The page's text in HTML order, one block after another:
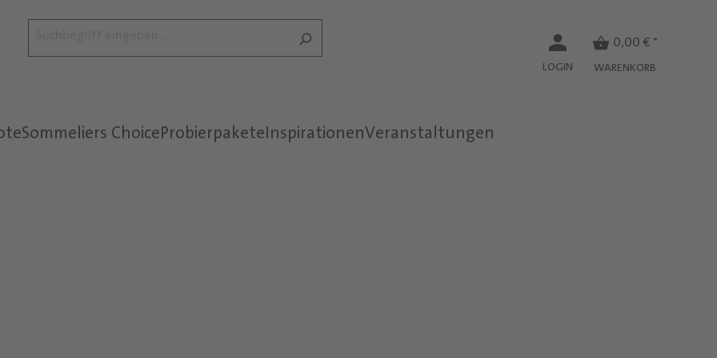
LOGIN
0,00 € *
WARENKORB
Sommeliers ChoiceProbierpaketeInspirationenVeranstaltungen